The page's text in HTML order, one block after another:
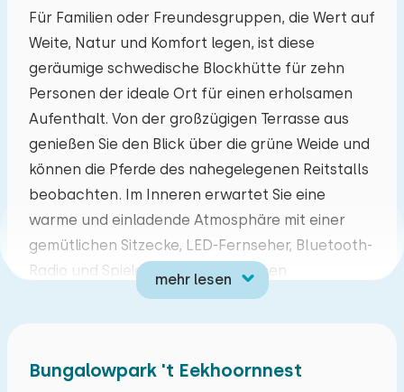
Für Familien oder Freundesgruppen, die Wert auf
Weite, Natur und Komfort legen, ist diese
geräumige schwedische Blockhütte für zehn
Personen der ideale Ort für einen erholsamen
Aufenthalt. Von der großzügigen Terrasse aus
genießen Sie den Blick über die grüne Weide und
können die Pferde des nahegelegenen Reitstalls
beobachten. Im Inneren erwartet Sie eine
warme und einladende Atmosphäre mit einer
gemütlichen Sitzecke, LED-Fernseher, Bluetooth-
Radio und Spielen zum gemeinsamen
Entspannen. Die voll ausgestattete Küche und
der große Esstisch laden zu geselligen
Ihren Begleitern ein.
mehr lesen
August 2026
Mo Di Mi Do Fr Sa
27 28 29 30 31 01 02
03 04 05 06 07 08 09
10 11 12 13 14 15
17 18 19 20 21 22 23
Bungalowpark 't Eekhoornnest